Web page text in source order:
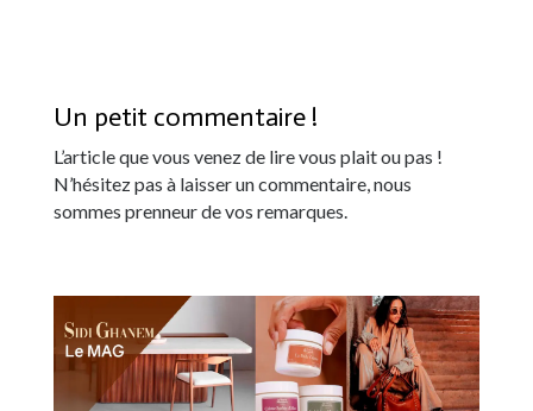
Un petit commentaire !
L’article que vous venez de lire vous plait ou pas !
N’hésitez pas à laisser un commentaire, nous
sommes prenneur de vos remarques.